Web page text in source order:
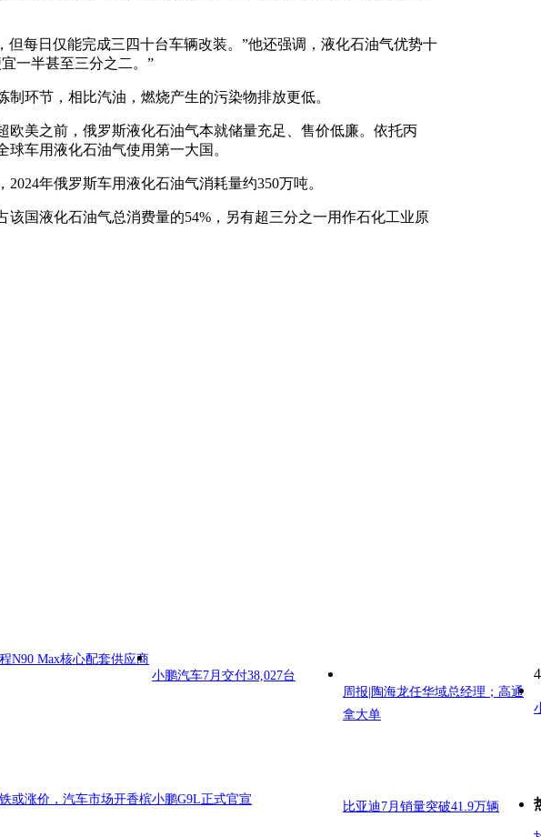
但每日仅能完成三四十台车辆改装。”他还强调，液化石油气优势十
一半甚至三分之二。”
环节，相比汽油，燃烧产生的污染物排放更低。
欧美之前，俄罗斯液化石油气本就储量充足、售价低廉。依托丙
车用液化石油气使用第一大国。
年俄罗斯车用液化石油气消耗量约350万吨。
国液化石油气总消费量的54%，另有超三分之一用作石化工业原
N90 Max核心配套供应商
小鹏汽车7月交付38,027台 4
周报|陶海龙任华域总经理；高通
拿大单
铁或涨价，汽车市场开香槟小鹏G9L正式官宣
比亚迪7月销量突破41.9万辆